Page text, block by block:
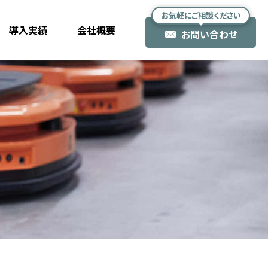
導入実績 会社概要
お気軽にご相談ください
お問い合わせ